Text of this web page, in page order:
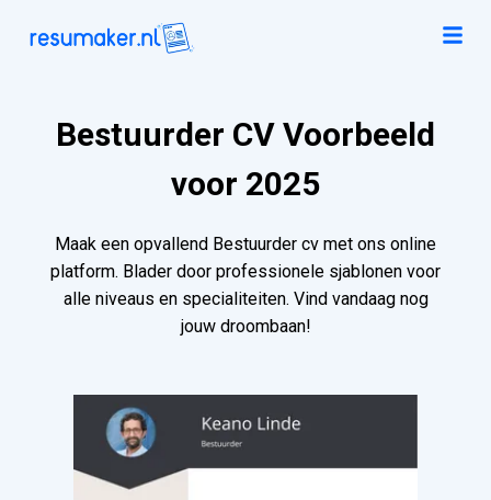
Bestuurder CV Voorbeeld
voor 2025
Maak een opvallend Bestuurder cv met ons online
platform. Blader door professionele sjablonen voor
alle niveaus en specialiteiten. Vind vandaag nog
jouw droombaan!